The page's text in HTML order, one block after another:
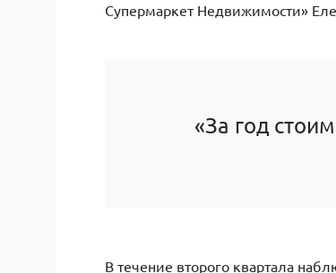
Супермаркет Недвижимости»
«За год
В течение второго квартала